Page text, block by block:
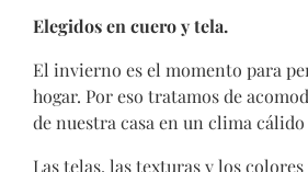
Elegidos en cuero y tela.
El invierno es el momento para
hogar. Por eso tratamos de
de nuestra casa en un clima cálido
Las telas, las texturas y los